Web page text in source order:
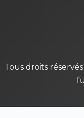
Tous droits